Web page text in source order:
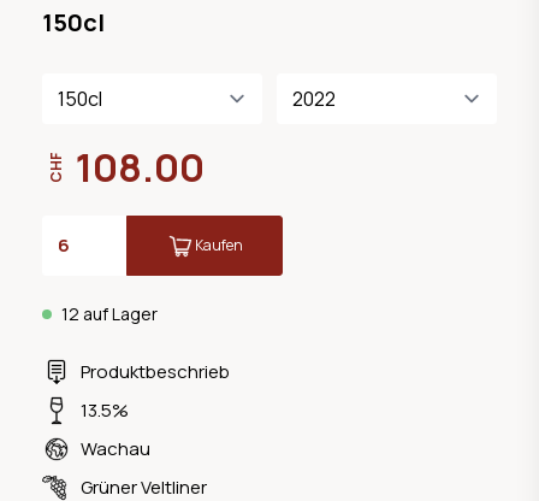
150cl
Produktbeschrieb
13.5%
Wachau
Grüner Veltliner
12 auf Lager
CHF 108.00
Kaufen